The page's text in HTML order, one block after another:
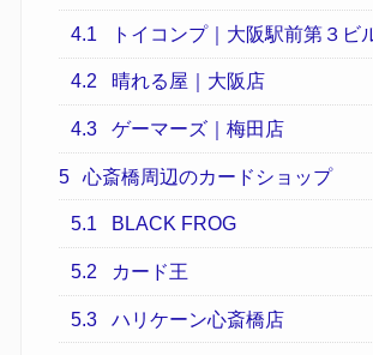
4.1 トイコンプ｜大阪駅前第３ビ
4.2 晴れる屋｜大阪店
4.3 ゲーマーズ｜梅田店
5 心斎橋周辺のカードショップ
5.1 BLACK FROG
5.2 カード王
5.3 ハリケーン心斎橋店